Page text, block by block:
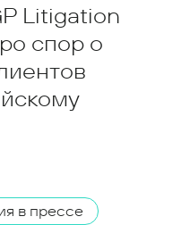
Litigation
спор о
в прессе